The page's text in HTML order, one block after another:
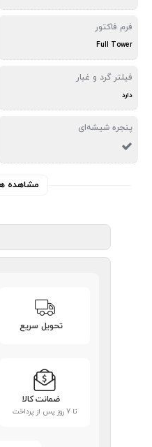
فرم فاکتور
Full Tower
فیلتر گرد و غبار
دارد
پنجره شیشه‌ای
مشاهده
تحویل سریع
ضمانت کالا
تا 7 روز پس از پرداخت